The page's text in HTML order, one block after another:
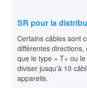
SR pour la
Certains câbles sont
différentes
que le type « T» ou
diviser jusqu'à 10
appareils.